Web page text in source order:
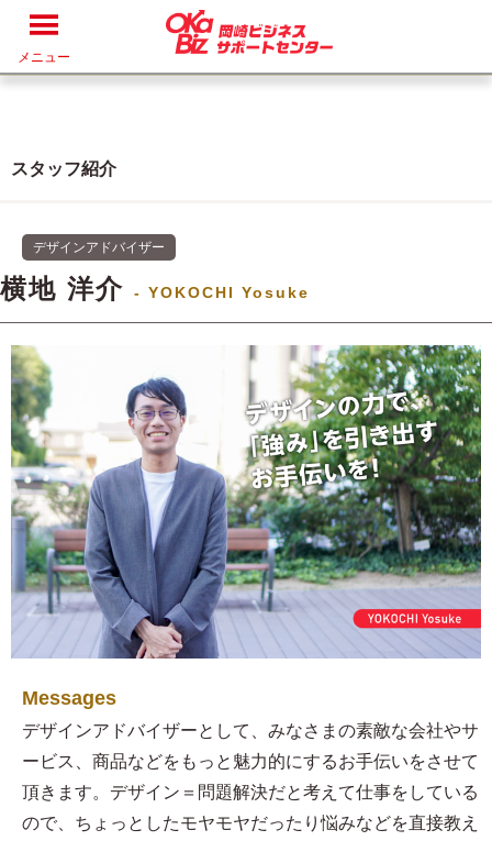
メニュー
スタッフ紹介
デザインアドバイザー
横地 洋介 - YOKOCHI Yosuke
Messages
デザインアドバイザーとして、みなさまの素敵な会社やサ
ービス、商品などをもっと魅力的にするお手伝いをさせて
頂きます。デザイン＝問題解決だと考えて仕事をしている
ので、ちょっとしたモヤモヤだったり悩みなどを直接教え